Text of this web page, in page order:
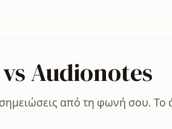
Audionotes
από τη φωνή σου. Το